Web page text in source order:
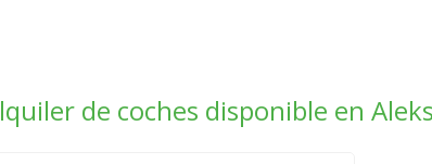
de coches disponible en